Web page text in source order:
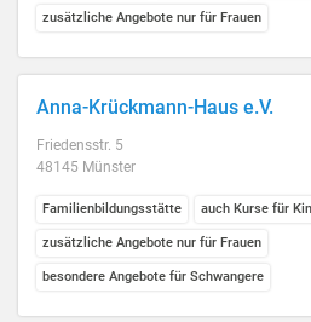
zusätzliche Angebote nur für Frauen
Anna-Krückmann-Haus e.V.
Friedensstr. 5
48145 Münster
Familienbildungsstätte auch Kurse für
zusätzliche Angebote nur für Frauen
besondere Angebote für Schwangere